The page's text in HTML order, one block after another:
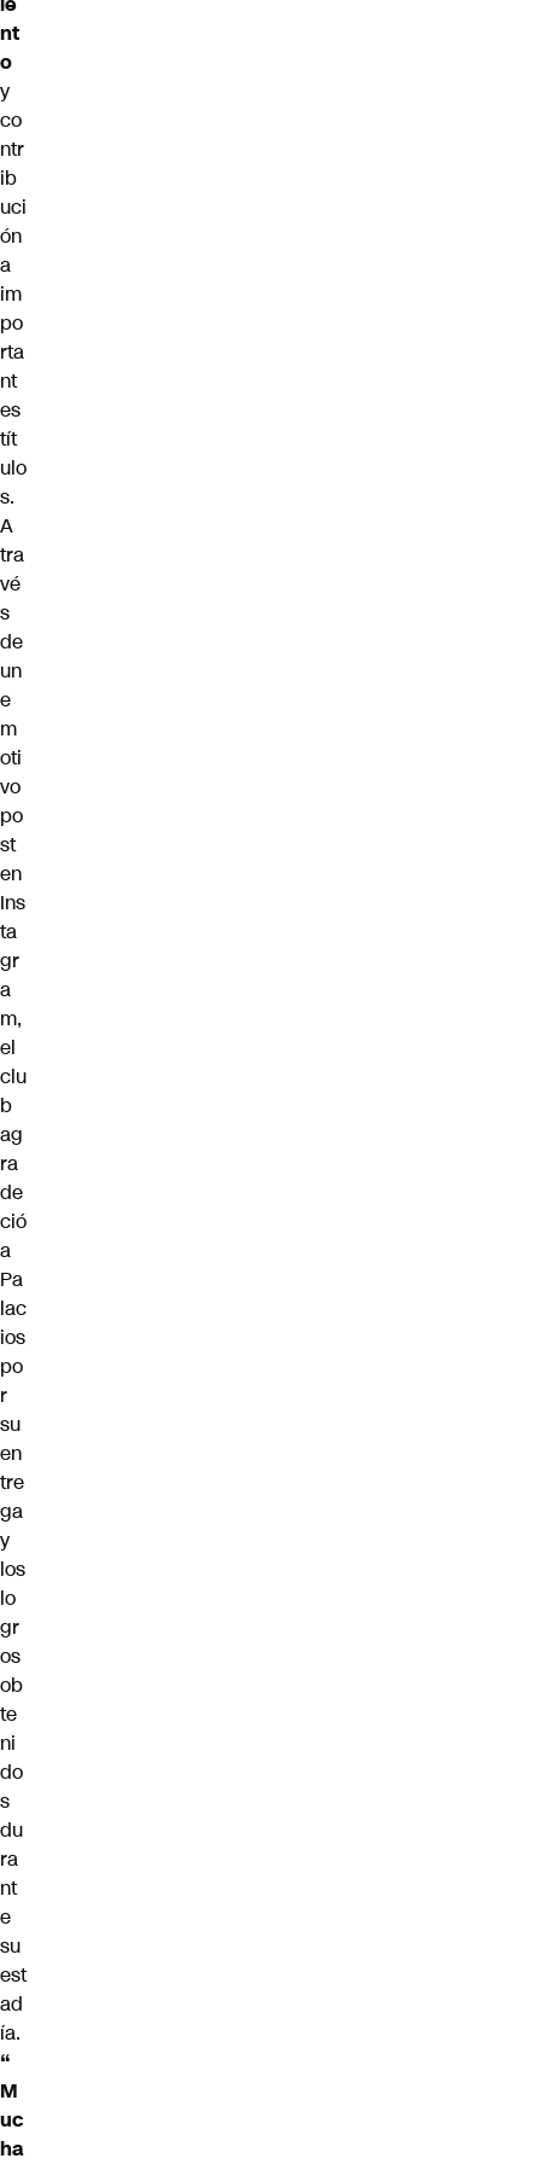
nt
o
y
co
ntr
ib
uci
ón
a
im
po
rta
nt
es
tít
ulo
s.
A
tra
vé
s
de
un
e
m
oti
vo
po
st
en
Ins
ta
gr
a
m,
el
clu
b
ag
ra
de
ció
a
Pa
lac
ios
po
r
su
en
tre
ga
y
los
lo
gr
os
ob
te
ni
do
s
du
ra
nt
e
su
est
ad
ía.
“
M
uc
ha